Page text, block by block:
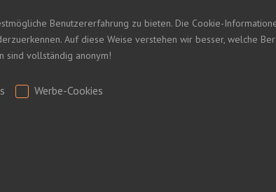
PREISE ZU SEHEN
Benutzererfahrung zu bieten. Die Cookie-
Auf diese Weise verstehen wir besser, welche
sind vollständig anonym!
Werbe-Cookies